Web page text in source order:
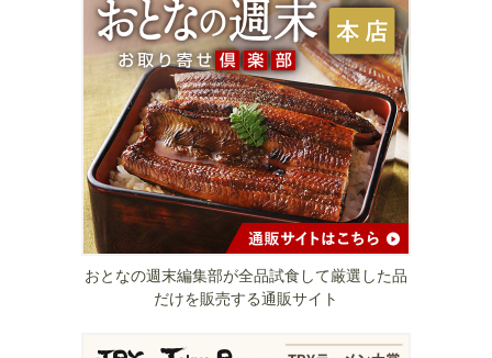
おとなの週末編集部が全品試食して厳選した品
だけを販売する通販サイト